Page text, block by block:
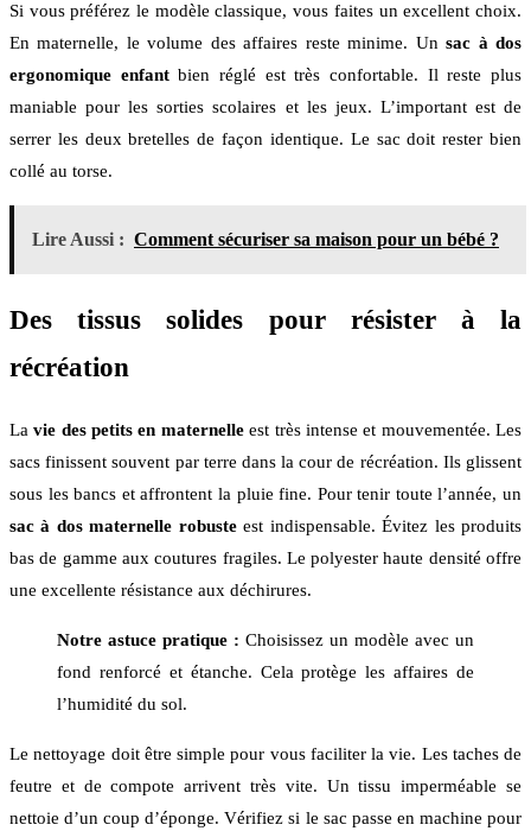
Si vous préférez le modèle classique, vous faites un excellent choix.
En maternelle, le volume des affaires reste minime. Unsac à dos
ergonomique enfantbien réglé est très confortable. Il reste plus
maniable pour les sorties scolaires et les jeux. L’important est de
serrer les deux bretelles de façon identique. Le sac doit rester bien
collé au torse.
Lire Aussi : Comment sécuriser sa maison pour un bébé ?
Des tissus solides pour résister à la
récréation
Lavie des petits en maternelleest très intense et mouvementée. Les
sacs finissent souvent par terre dans la cour de récréation. Ils glissent
sous les bancs et affrontent la pluie fine. Pour tenir toute l’année, un
sac à dos maternelle robusteest indispensable. Évitez les produits
bas de gamme aux coutures fragiles. Le polyester haute densité offre
une excellente résistance aux déchirures.
Notre astuce pratique : Choisissez un modèle avec un
fond renforcé et étanche. Cela protège les affaires de
l’humidité du sol.
Le nettoyage doit être simple pour vous faciliter la vie. Les taches de
feutre et de compote arrivent très vite. Un tissu imperméable se
nettoie d’un coup d’éponge. Vérifiez si le sac passe en machine pour